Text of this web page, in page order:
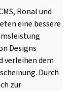
Ronal und
eine bessere
Designs
verleihen dem
Durch
zur